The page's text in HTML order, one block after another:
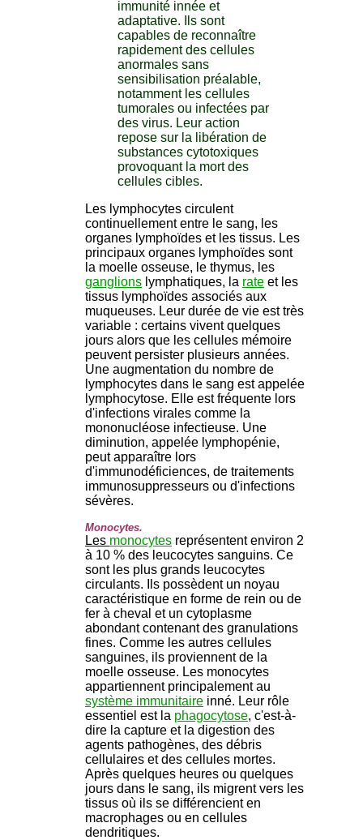
immunité innée et
adaptative. Ils sont
capables de reconnaître
rapidement des cellules
anormales sans
sensibilisation préalable,
notamment les cellules
tumorales ou infectées par
des virus. Leur action
repose sur la libération de
substances cytotoxiques
provoquant la mort des
cellules cibles.
Les lymphocytes circulent
continuellement entre le sang, les
organes lymphoïdes et les tissus. Les
principaux organes lymphoïdes sont
la moelle osseuse, le thymus, les
ganglions lymphatiques, la rate et les
tissus lymphoïdes associés aux
muqueuses. Leur durée de vie est très
variable : certains vivent quelques
jours alors que les cellules mémoire
peuvent persister plusieurs années.
Une augmentation du nombre de
lymphocytes dans le sang est appelée
lymphocytose. Elle est fréquente lors
d'infections virales comme la
mononucléose infectieuse. Une
diminution, appelée lymphopénie,
peut apparaître lors
d'immunodéficiences, de traitements
immunosuppresseurs ou d'infections
sévères.
Monocytes.
Les monocytes représentent environ 2
à 10 % des leucocytes sanguins. Ce
sont les plus grands leucocytes
circulants. Ils possèdent un noyau
caractéristique en forme de rein ou de
fer à cheval et un cytoplasme
abondant contenant des granulations
fines. Comme les autres cellules
sanguines, ils proviennent de la
moelle osseuse. Les monocytes
appartiennent principalement au
système immunitaire inné. Leur rôle
essentiel est la phagocytose, c'est-à-
dire la capture et la digestion des
agents pathogènes, des débris
cellulaires et des cellules mortes.
Après quelques heures ou quelques
jours dans le sang, ils migrent vers les
tissus où ils se différencient en
macrophages ou en cellules
dendritiques.